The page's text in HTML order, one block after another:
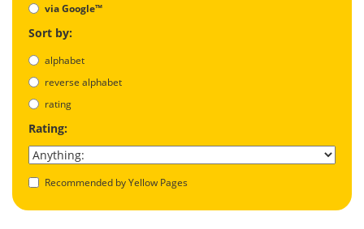
via Google™
Sort by:
alphabet
reverse alphabet
rating
Rating:
Recommended by Yellow Pages